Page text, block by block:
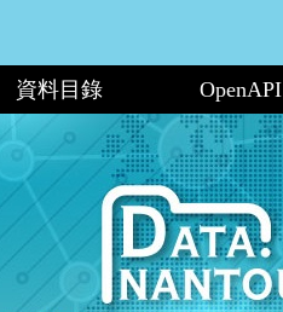
資料目錄 OpenAPI